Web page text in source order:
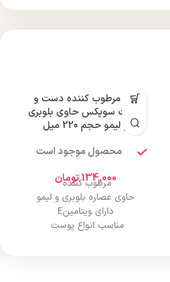
کرم مرطوب کننده دست و
صورت سوپکس حاوی بلوبری
و لیمو حجم 220 میل
محصول موجود است
134,000تومان
مرطوب کننده
حاوی عصاره بلوبری و لیمو
دارای ویتامینE
مناسب انواع پوست